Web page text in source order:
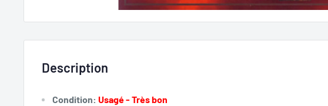
Description
Condition: Usagé - Très bon